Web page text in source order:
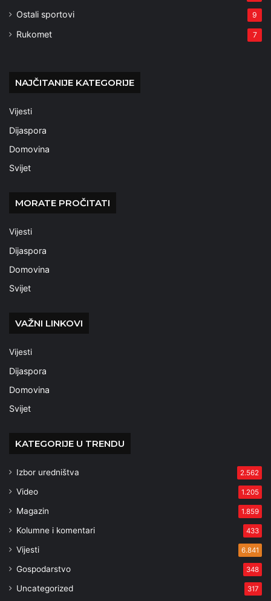
Ostali sportovi 9
Rukomet 7
NAJČITANIJE KATEGORIJE
Vijesti
Dijaspora
Domovina
Svijet
MORATE PROČITATI
Vijesti
Dijaspora
Domovina
Svijet
VAŽNI LINKOVI
Vijesti
Dijaspora
Domovina
Svijet
KATEGORIJE U TRENDU
Izbor uredništva 2.562
Video 1.205
Magazin 1.859
Kolumne i komentari 433
Vijesti 6.841
Gospodarstvo 348
Uncategorized 317